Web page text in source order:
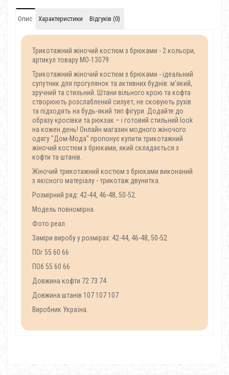
Опис Характеристики Відгуків (0)
Трикотажний жіночий костюм з брюками - 2 кольори,
артикул товару MO-13079
Трикотажний жіночий костюм з брюками - ідеальний
супутник для прогулянок та активних буднів: м'який,
зручний та стильний. Штани вільного крою та кофта
створюють розслаблений силует, не сковують рухів
та підходять на будь-який тип фігури. Додайте до
образу кросівки та рюкзак – і готовий стильний look
на кожен день! Онлайн магазин модного жіночого
одягу "Дом-Мода" пропонує купити трикотажний
жіночий костюм з брюками, який складається з
кофти та штанів.
Жіночий трикотажний костюм з брюками виконаний
з якісного матеріалу - трикотаж двунитка.
Розмірний ряд: 42-44, 46-48, 50-52.
Модель повномірна.
Фото реал.
Заміри виробу у розмірах: 42-44, 46-48, 50-52
ПОг 55 60 66
ПОб 55 60 66
Довжина кофти 72 73 74
Довжина штанів 107 107 107
Виробник Україна.